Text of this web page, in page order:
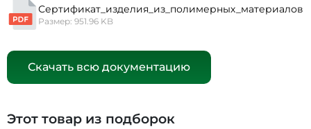
Сертификат_изделия_из_полимерных_материалов
Размер: 951.96 KB
Скачать всю документацию
Этот товар из подборок